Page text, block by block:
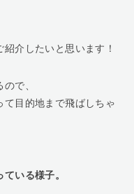
介したいと思います！
で、
て目的地まで飛ばしちゃ
いる様子。